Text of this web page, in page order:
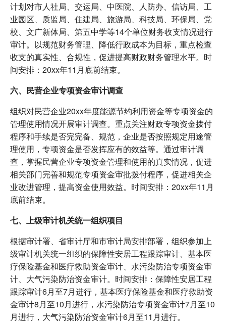
计划对市人社局、交运局、中医院、人防办、信访局、工
业园区、质监局、住建局、旅游局、科技局、环保局、党
校、文广新体局、第五中学等14个单位财务收支情况进行
审计。以规范财务管理、降低行政成本为目标，重点检查
收支的真实性、合规性，促进提高财政财务管理水平。时
间安排：20xx年11月底前结束。
六、民营企业专项资金审计调查
组织对民营企业20xx年度能源节约利用资金等专项资金的
管理使用情况开展审计调查。重点关注财政专项资金拨付
程序和手续是否完完备、规范，企业是否按照规定用途管
理使用，专项资金是否发挥应有的效益等。通过审计调
查，掌握民营企业专项资金管理和使用的真实情况，促进
相关部门完善和规范专项资金审批拨付程序，促进相关企
业改进管理，提高资金使用效益。时间安排：20xx年11月
底前结束。
七、上级审计机关统一组织项目
根据审计署、省审计厅和市审计局安排部署，组织参加上
级审计机关统一组织的保障性安居工程跟踪审计、基本医
疗保险基金和医疗救助资金审计、水污染防治专项资金审
计、大气污染防治资金审计。时间安排：保障性安居工程
跟踪审计6月至7月进行，基本医疗保险基金和医疗救助资
金审计8月至10月进行，水污染防治专项资金审计7月至10
月进行，大气污染防治资金审计6月至11月进行。